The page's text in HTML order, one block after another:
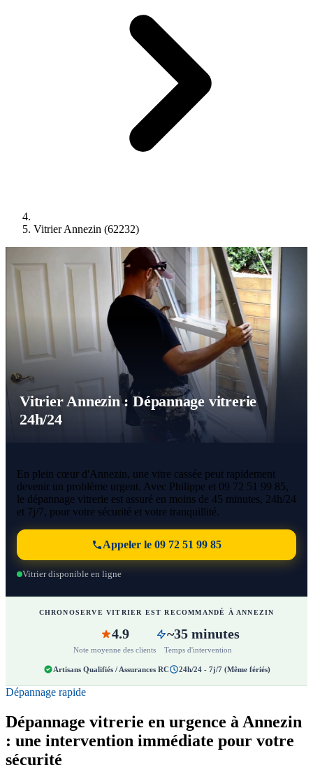
Vitrier Annezin (62232)
Vitrier Annezin : Dépannage vitrerie
24h/24
En plein cœur d'Annezin, une vitre cassée peut rapidement
devenir un problème urgent. Avec Philippe et 09 72 51 99 85,
le dépannage vitrerie est assuré en moins de 45 minutes, 24h/24
et 7j/7, pour votre sécurité et votre tranquillité.
Appeler le 09 72 51 99 85
Vitrier disponible en ligne
CHRONOSERVE VITRIER EST RECOMMANDÉ À ANNEZIN
4.9
Note moyenne des clients
~35 minutes
Temps d'intervention
Artisans Qualifiés / Assurances RC 24h/24 - 7j/7 (Même fériés)
Dépannage rapide
Dépannage vitrerie en urgence à Annezin
: une intervention immédiate pour votre
sécurité